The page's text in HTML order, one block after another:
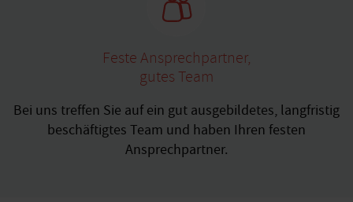
Feste Ansprechpartner,
gutes Team
Bei uns treffen Sie auf ein gut ausgebildetes, langfristig
beschäftigtes Team und haben Ihren festen
Ansprechpartner.